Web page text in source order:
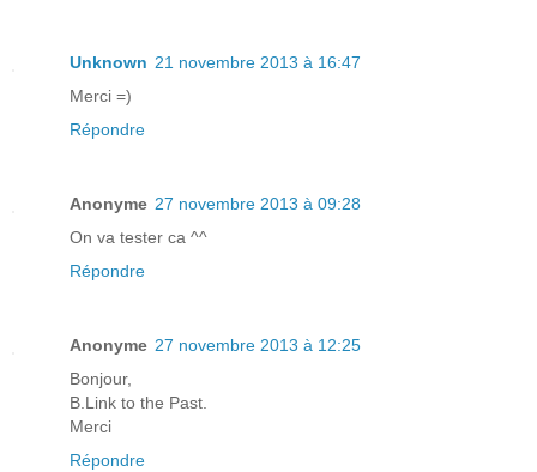
Unknown 21 novembre 2013 à 16:47
Merci =)
Répondre
Anonyme 27 novembre 2013 à 09:28
On va tester ca ^^
Répondre
Anonyme 27 novembre 2013 à 12:25
Bonjour,
B.Link to the Past.
Merci
Répondre